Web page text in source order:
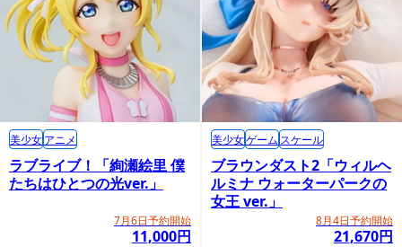
ラブライブ！「絢瀬絵里 僕
たちはひとつの光ver.」
7月6日予約開始
11,000円
美少女アニメ
ブラウンダスト2「ウィルヘ
ルミナ ウォーターパークの
女王 ver.」
8月4日予約開始
21,670円
美少女ゲーム スケール